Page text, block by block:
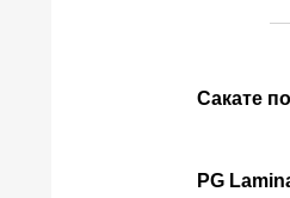
Сакате
PG